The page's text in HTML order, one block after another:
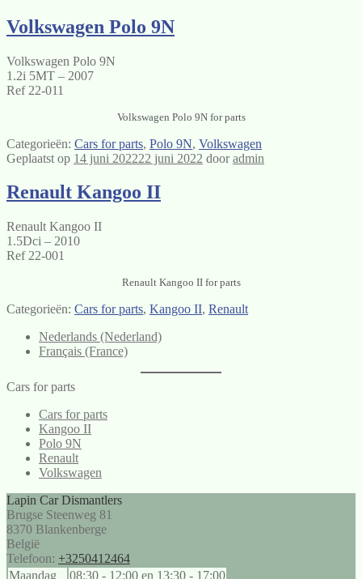
Volkswagen Polo 9N
Volkswagen Polo 9N
1.2i 5MT – 2007
Ref 22-011
Volkswagen Polo 9N for parts
Categorieën: Cars for parts, Polo 9N, Volkswagen
Geplaatst op 14 juni 202222 juni 2022 dooradmin
Renault Kangoo II
Renault Kangoo II
1.5Dci – 2010
Ref 22-001
Renault Kangoo II for parts
Categorieën: Cars for parts, Kangoo II, Renault
Nederlands (Nederland)
Français (France)
Cars for parts
Cars for parts
Kangoo II
Polo 9N
Renault
Volkswagen
Lapin Car Dismantlers
Brugse Steenweg 81
8370 Blankenberge
België
Telefoon: +3250412464
Maandag
08:30 - 12:00 en 13:30 - 17:00